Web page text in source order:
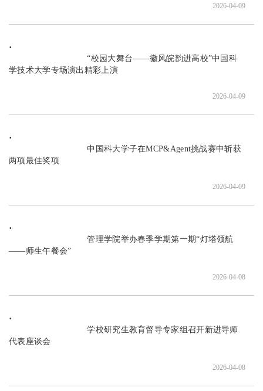
2026-04-09
                               “校园大舞台——徽风皖韵进高校”中国科
学技术大学专场演出精彩上演
2026-04-09
                               中国科大学子在MCP&Agent挑战赛中斩获
两项最佳奖项
2026-04-09
                               管理学院举办春季学期第一期“灯塔领航
——师生午餐会”
2026-04-08
                               学校研究生教育督导专家组召开新进导师
代表座谈会
2026-04-08